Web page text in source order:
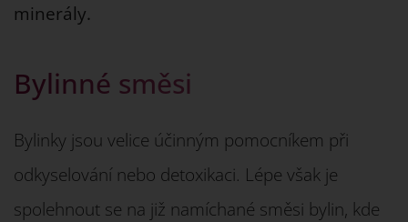
minerály.
Bylinné směsi
Bylinky jsou velice účinným pomocníkem při
odkyselování nebo detoxikaci. Lépe však je
spolehnout se na již namíchané směsi bylin, kde